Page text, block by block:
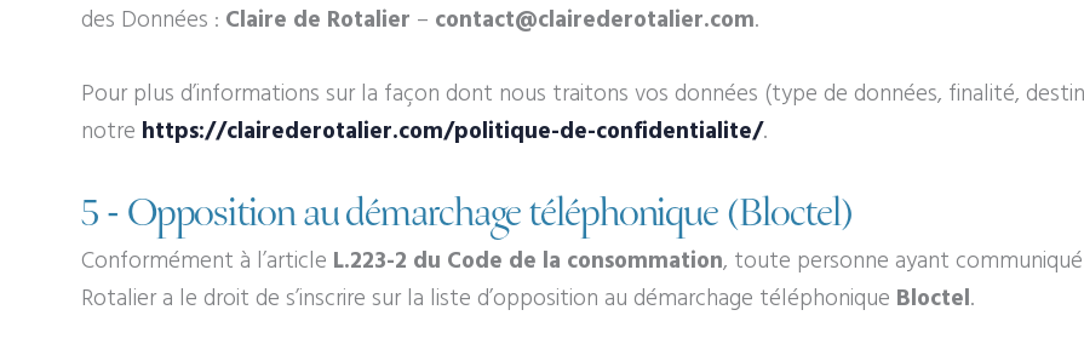
des Données : Claire de Rotalier – contact@clairederotalier.com.
Pour plus d’informations sur la façon dont nous traitons vos données (type de données, finalité,
notre https://clairederotalier.com/politique-de-confidentialite/.
5 - Opposition au démarchage téléphonique (Bloctel)
Conformément à l’article L.223-2 du Code de la consommation, toute personne ayant
Rotalier a le droit de s’inscrire sur la liste d’opposition au démarchage téléphonique Bloctel.